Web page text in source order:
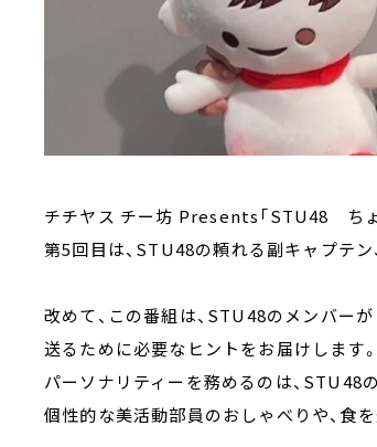
チチヤス チー坊 Presents「STU48 ちょ
第5回目は、STU48の頼れる副キャプテン
改めて、この番組は、STU48のメンバー
送るために必要なヒントをお届けします。
パーソナリティーを務めるのは、STU48
個性的な美活動部員のおしゃべりや、食